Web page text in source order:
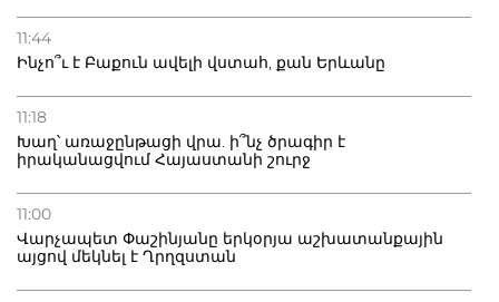
11:44
Ինչո՞ւ է Բաքուն ավելի վստահ, քան Երևանը
11:18
Խաղ՝ առաջընթացի վրա. ի՞նչ ծրագիր է
իրականացվում Հայաստանի շուրջ
11:00
Վարչապետ Փաշինյանը երկօրյա աշխատանքային
այցով մեկնել է Ղրղզստան